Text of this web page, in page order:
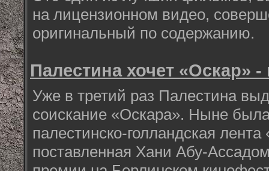
на лицензионном видео,
оригинальный по содержанию.
Палестина хочет «Оскар»
Уже в третий раз Палестина
соискание «Оскара». Ныне
палестинско-голландская
поставленная Хани Абу-